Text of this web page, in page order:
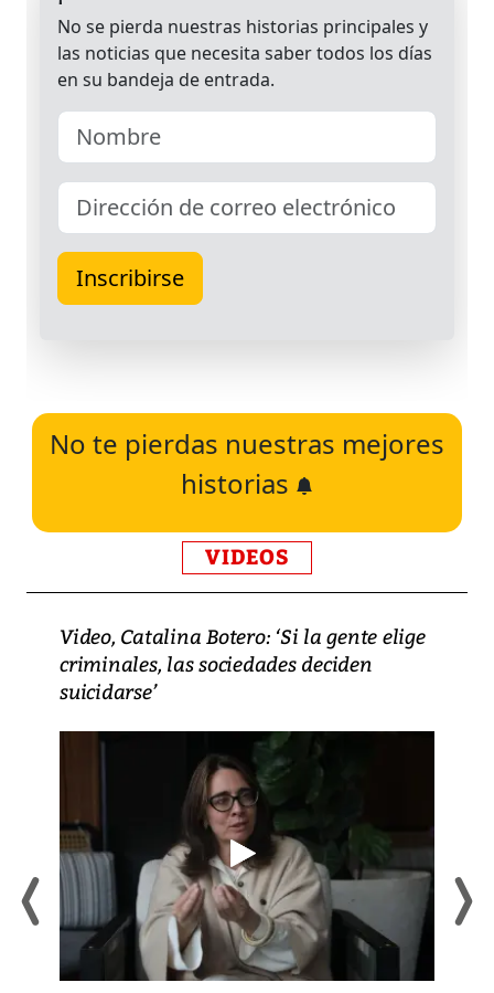
No te pierdas nuestras mejores
historias
VIDEOS
Video, Catalina Botero: ‘Si la gente elige
criminales, las sociedades deciden
suicidarse’